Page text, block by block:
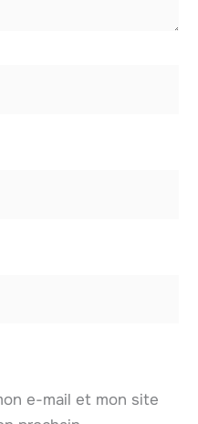
e-mail et mon site